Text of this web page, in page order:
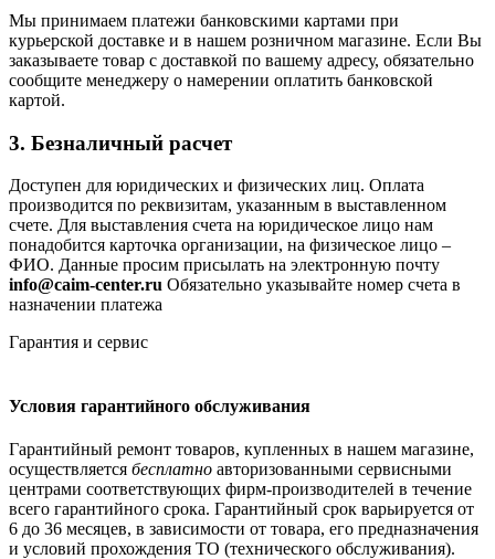
Мы принимаем платежи банковскими картами при
курьерской доставке и в нашем розничном магазине. Если Вы
заказываете товар с доставкой по вашему адресу, обязательно
сообщите менеджеру о намерении оплатить банковской
картой.
3. Безналичный расчет
Доступен для юридических и физических лиц. Оплата
производится по реквизитам, указанным в выставленном
счете. Для выставления счета на юридическое лицо нам
понадобится карточка организации, на физическое лицо –
ФИО. Данные просим присылать на электронную почту
info@caim-center.ru Обязательно указывайте номер счета в
назначении платежа
Гарантия и сервис
Условия гарантийного обслуживания
Гарантийный ремонт товаров, купленных в нашем магазине,
осуществляется бесплатно авторизованными сервисными
центрами соответствующих фирм-производителей в течение
всего гарантийного срока. Гарантийный срок варьируется от
6 до 36 месяцев, в зависимости от товара, его предназначения
и условий прохождения ТО (технического обслуживания).